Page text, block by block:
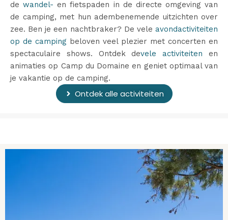
dewandel- en fietspaden in de directe omgeving van
de camping, met hun adembenemende uitzichten over
zee. Ben je een nachtbraker? De vele avondactiviteiten
op de camping beloven veel plezier met concerten en
spectaculaire shows. Ontdek devele activiteiten en
animaties op Camp du Domaine en geniet optimaal van
je vakantie op de camping.
Ontdek alle activiteiten